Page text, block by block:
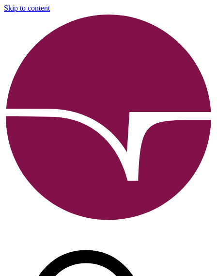
Skip to content